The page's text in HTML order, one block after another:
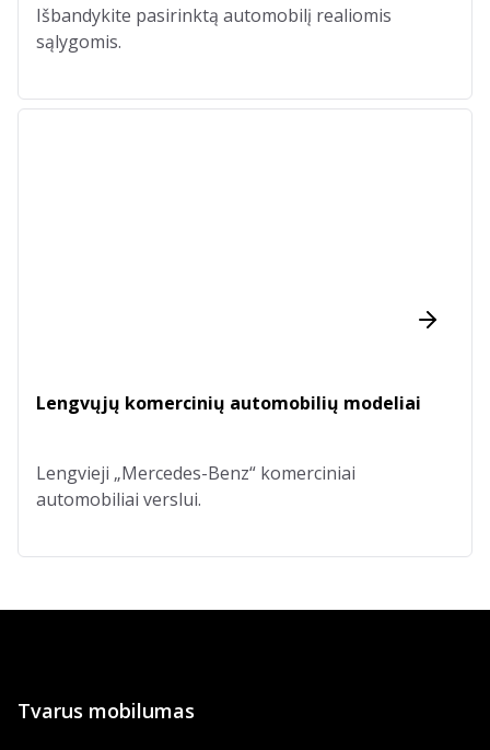
Išbandykite pasirinktą automobilį realiomis
sąlygomis.
Lengvųjų komercinių automobilių modeliai
Lengvieji „Mercedes-Benz“ komerciniai
automobiliai verslui.
Tvarus mobilumas